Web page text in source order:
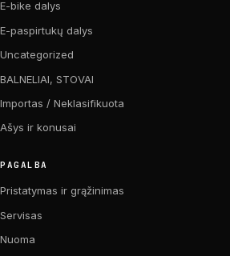
E-bike dalys
E-paspirtukų dalys
Uncategorized
BALNELIAI, STOVAI
Importas / Neklasifikuota
Ašys ir konusai
PAGALBA
Pristatymas ir grąžinimas
Servisas
Nuoma